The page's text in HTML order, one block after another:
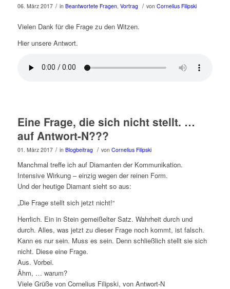
06. März 2017 / in Beantwortete Fragen, Vortrag / von Cornelius Filipski
Vielen Dank für die Frage zu den Witzen.
Hier unsere Antwort.
Eine Frage, die sich nicht stellt. …
auf Antwort-N???
01. März 2017 / in Blogbeitrag / von Cornelius Filipski
Manchmal treffe ich auf Diamanten der Kommunikation.
Intensive Wirkung – einzig wegen der reinen Form.
Und der heutige Diamant sieht so aus:
„Die Frage stellt sich jetzt nicht!“
Herrlich. Ein in Stein gemeißelter Satz. Wahrheit durch und
durch. Alles, was jetzt zu dieser Frage noch kommt, ist falsch.
Kann es nur sein. Muss es sein. Denn schließlich stellt sie sich
nicht. Diese eine Frage.
Aus. Vorbei.
Ähm, … warum?
Viele Grüße von Cornelius Filipski, von Antwort-N